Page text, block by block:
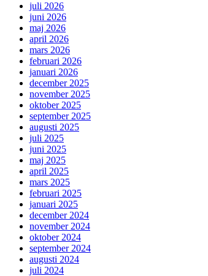
juli 2026
juni 2026
maj 2026
april 2026
mars 2026
februari 2026
januari 2026
december 2025
november 2025
oktober 2025
september 2025
augusti 2025
juli 2025
juni 2025
maj 2025
april 2025
mars 2025
februari 2025
januari 2025
december 2024
november 2024
oktober 2024
september 2024
augusti 2024
juli 2024